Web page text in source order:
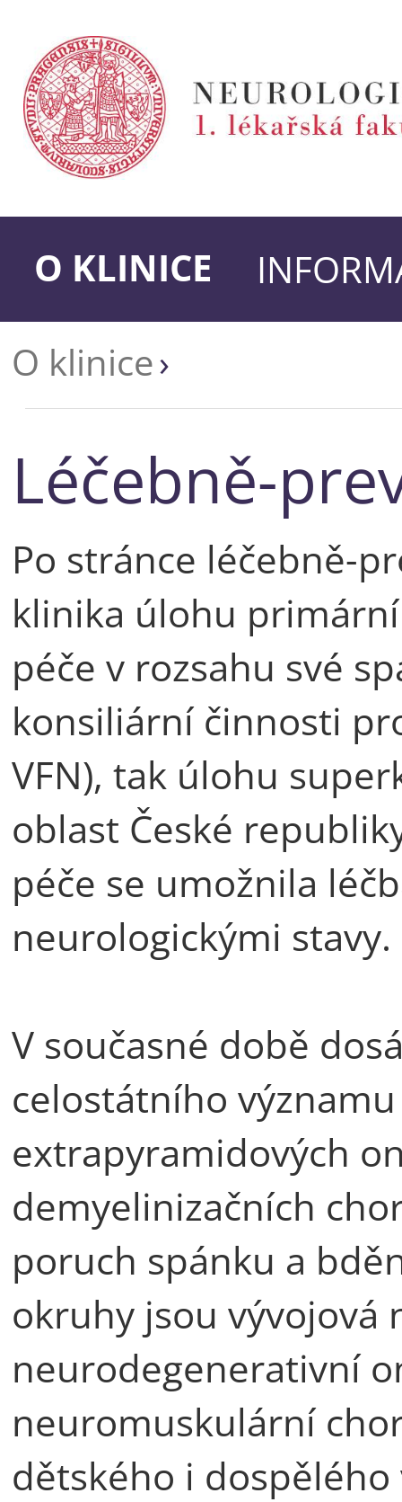
O KLINICE
O klinice
Léčebně-
Po stránce léčebně-
klinika úlohu
péče v rozsahu své
konsiliární činnosti
VFN), tak úlohu
oblast České
péče se umožnila
neurologickými stavy.
V současné době
celostátního
extrapyramidových
demyelinizačních
poruch spánku a
okruhy jsou vývojová
neurodegenerativní
neuromuskulární
dětského i